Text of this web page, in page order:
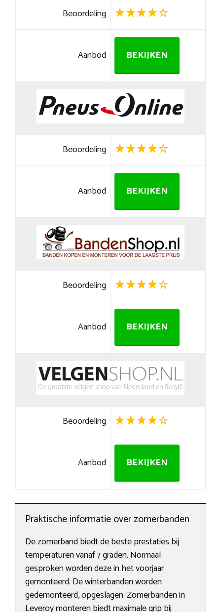
Beoordeling
Aanbod BEKIJKEN
Beoordeling
Aanbod BEKIJKEN
Beoordeling
Aanbod BEKIJKEN
Beoordeling
Aanbod BEKIJKEN
Praktische informatie over zomerbanden
De zomerband biedt de beste prestaties bij
temperaturen vanaf 7 graden. Normaal
gesproken worden deze in het voorjaar
gemonteerd. De winterbanden worden
gedemonteerd, opgeslagen. Zomerbanden in
Leveroy monteren biedt maximale grip bij